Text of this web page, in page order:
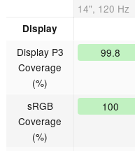
14", 120 Hz
Display
Display P3
Coverage
(%)
99.8
sRGB
Coverage
(%)
100